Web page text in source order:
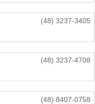
(48) 3237-3405
(48) 3237-4708
(48) 8407-0758